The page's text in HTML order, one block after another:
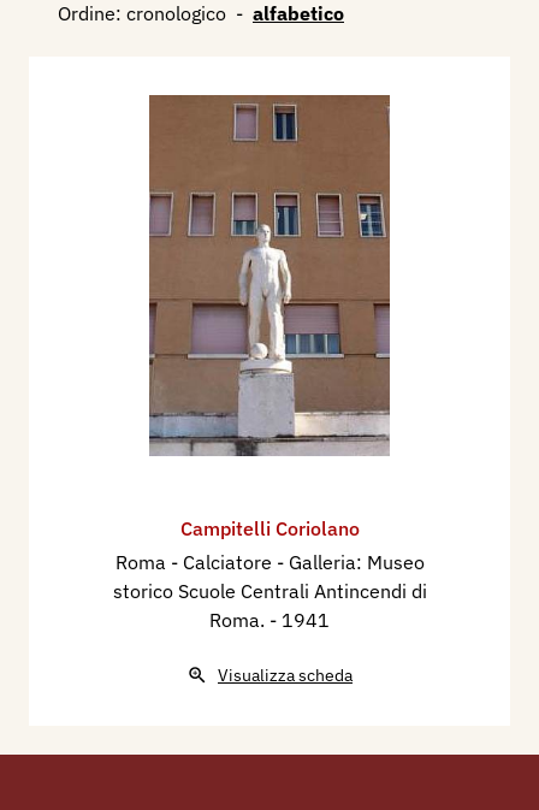
Ordine: cronologico - alfabetico
Campitelli Coriolano
Roma - Calciatore - Galleria: Museo
storico Scuole Centrali Antincendi di
Roma. - 1941
Visualizza scheda